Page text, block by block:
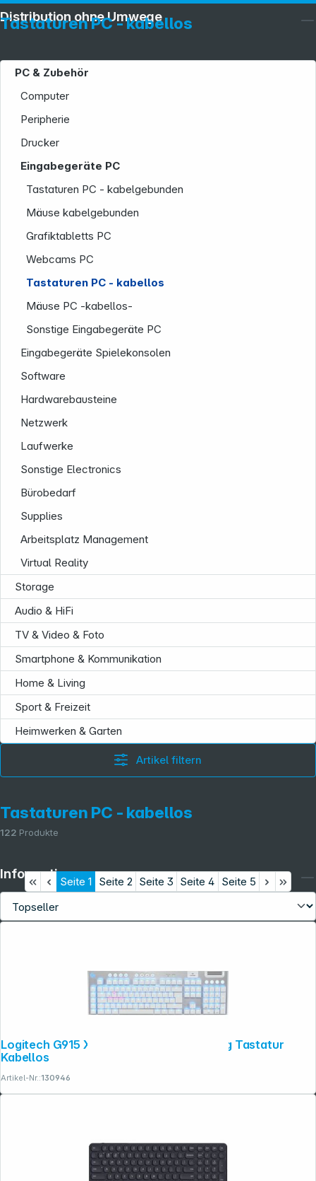
Tastaturen PC - kabellos
PC & Zubehör
Computer
Peripherie
Drucker
Eingabegeräte PC
Tastaturen PC - kabelgebunden
Mäuse kabelgebunden
Grafiktabletts PC
Webcams PC
Tastaturen PC - kabellos
Mäuse PC -kabellos-
Sonstige Eingabegeräte PC
Eingabegeräte Spielekonsolen
Software
Hardwarebausteine
Netzwerk
Laufwerke
Sonstige Electronics
Bürobedarf
Supplies
Arbeitsplatz Management
Virtual Reality
Storage
Audio & HiFi
TV & Video & Foto
Smartphone & Kommunikation
Home & Living
Sport & Freizeit
Heimwerken & Garten
Artikel filtern
Tastaturen PC - kabellos
122 Produkte
Seite 1 Seite 2 Seite 3 Seite 4 Seite 5
Logitech G915 X Lightspeed Weiß Gaming Tastatur
Kabellos
Artikel-Nr.:130946
Distribution ohne Umwege
Service
Informationen